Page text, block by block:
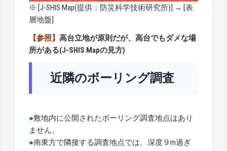
※ [J-SHIS Map(提供：防災科学技術研究所)] → [表
層地盤]
【参照】高台立地が原則だが、高台でもダメな場
所がある(J-SHIS Mapの見方)
近隣のボーリング調査
●敷地内に公開されたボーリング調査地点はあり
ません。
●南東方で隣接する調査地点では、深度９m過ぎ